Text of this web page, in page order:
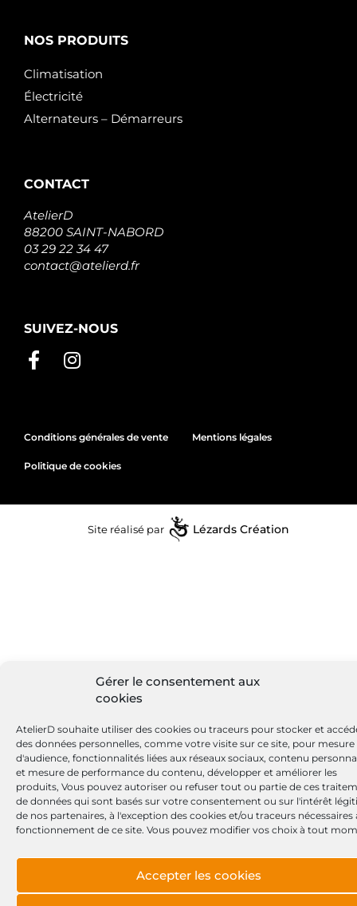
Gérer le consentement aux
cookies
AtelierD souhaite utiliser des cookies ou traceurs pour stocker et
des données personnelles, comme votre visite sur ce site, pour mesure
d'audience, fonctionnalités liées aux réseaux sociaux, contenu
et mesure de performance du contenu, développer et améliorer les
produits, Vous pouvez autoriser ou refuser tout ou partie de ces
de données qui sont basés sur votre consentement ou sur l'intérêt
de nos partenaires, à l'exception des cookies et/ou traceurs nécessaires
fonctionnement de ce site. Vous pouvez modifier vos choix à tout
Accepter les cookies
NOS PRODUITS
Climatisation
Électricité
Alternateurs – Démarreurs
CONTACT
AtelierD
88200 SAINT-NABORD
03 29 22 34 47
contact@atelierd.fr
SUIVEZ-NOUS
Conditions générales de vente Mentions légales
Politique de cookies
Site réalisé par Lézards Création